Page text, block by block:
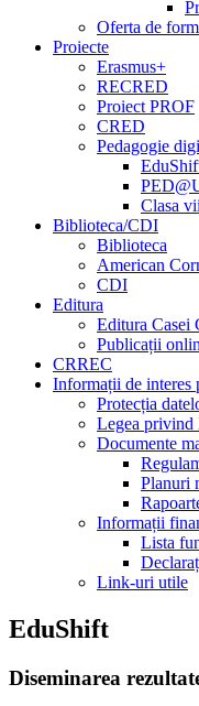
Oferta de
Proiecte
Erasmus+
RECRED
Proiect PROF
CRED
Pedagogie
Clasa
Biblioteca/CDI
Biblioteca
American
CDI
Editura
Editura Casei
Publicații
CRREC
Informații de interes
Protecția
Legea privind
Documente
Planuri
Informații
Lista
Link-uri utile
EduShift
Diseminarea